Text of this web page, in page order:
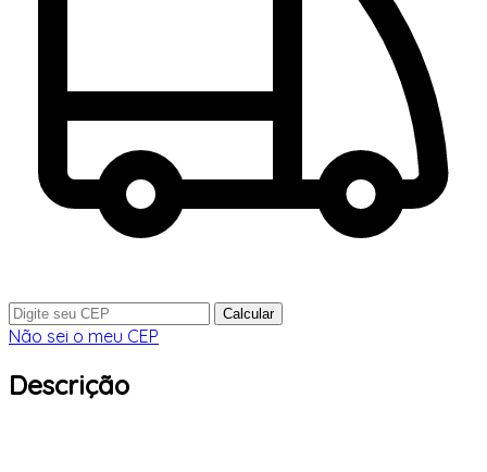
Calcular
Não sei o meu CEP
Descrição